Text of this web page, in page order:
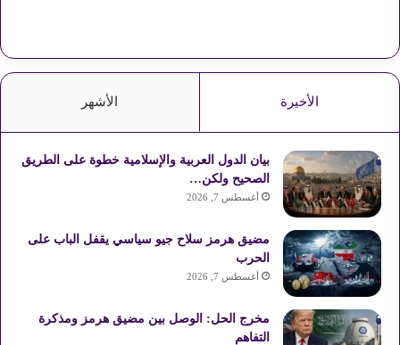
الأخيرة الأشهر
بيان الدول العربية والإسلامية خطوة على الطريق
الصحيح ولكن…
أغسطس 7, 2026
مضيق هرمز سلاح جيو سياسي يقفل الباب على
الحرب
أغسطس 7, 2026
مخرج الحل: الوصل بين مضيق هرمز ومذكرة
التفاهم